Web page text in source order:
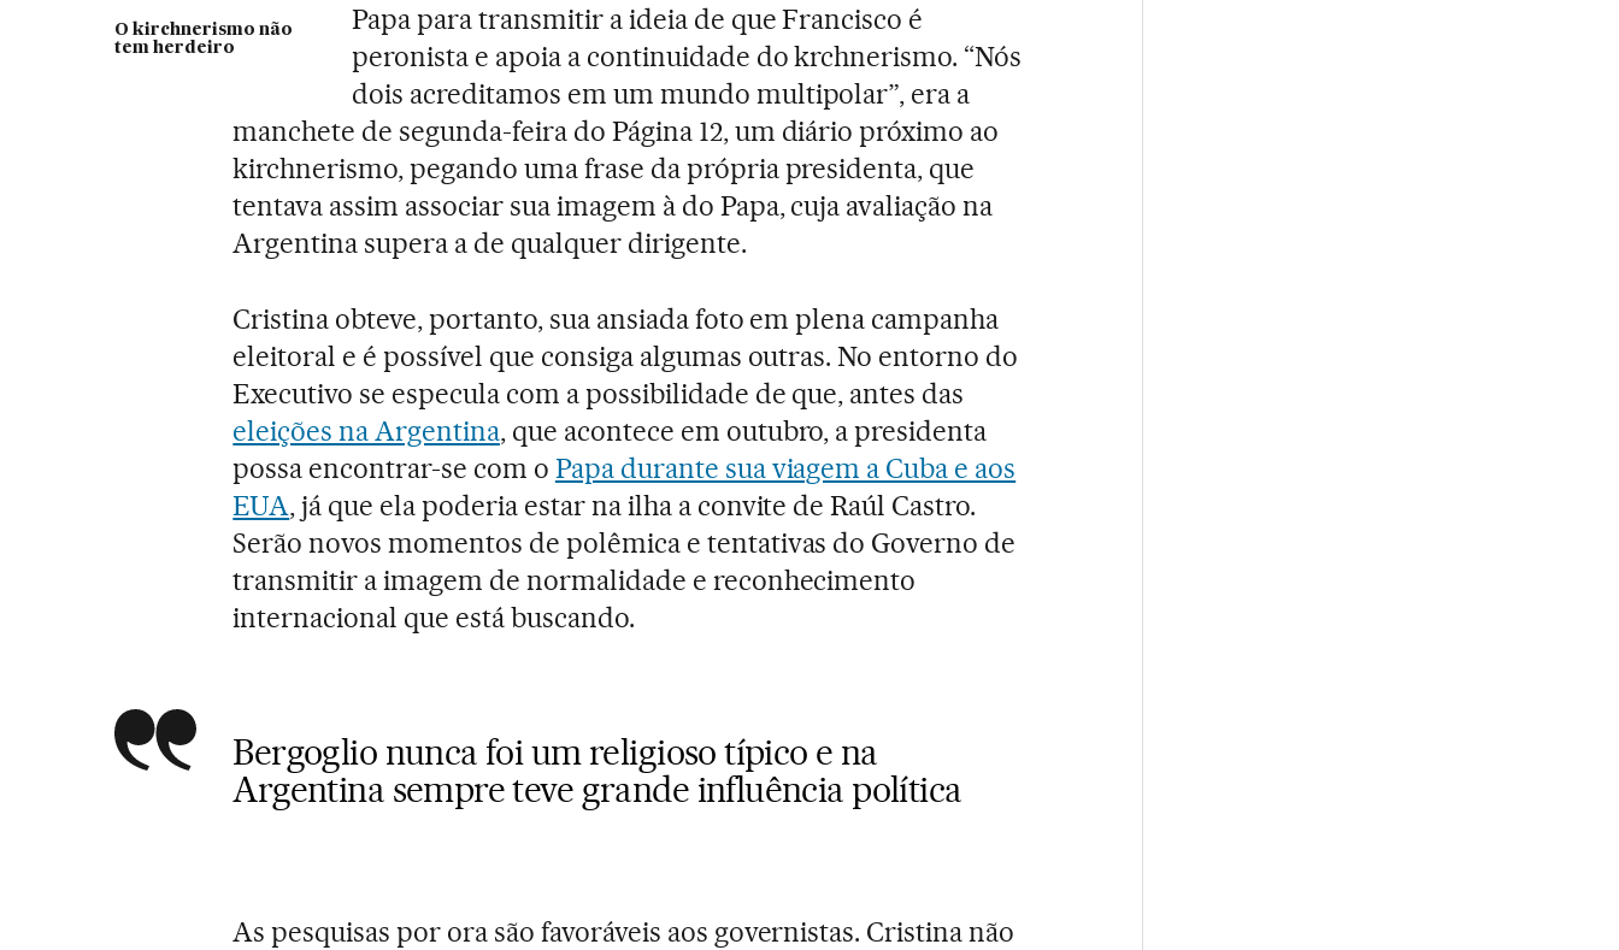
O kirchnerismo não
tem herdeiro
Papa para transmitir a ideia de que Francisco é
peronista e apoia a continuidade do krchnerismo. “Nós
dois acreditamos em um mundo multipolar”, era a
manchete de segunda-feira do Página 12, um diário próximo ao
kirchnerismo, pegando uma frase da própria presidenta, que
tentava assim associar sua imagem à do Papa, cuja avaliação na
Argentina supera a de qualquer dirigente.
Cristina obteve, portanto, sua ansiada foto em plena campanha
eleitoral e é possível que consiga algumas outras. No entorno do
Executivo se especula com a possibilidade de que, antes das
eleições na Argentina, que acontece em outubro, a presidenta
possa encontrar-se com o Papa durante sua viagem a Cuba e aos
EUA, já que ela poderia estar na ilha a convite de Raúl Castro.
Serão novos momentos de polêmica e tentativas do Governo de
transmitir a imagem de normalidade e reconhecimento
internacional que está buscando.
Bergoglio nunca foi um religioso típico e na
Argentina sempre teve grande influência política
As pesquisas por ora são favoráveis aos governistas. Cristina não